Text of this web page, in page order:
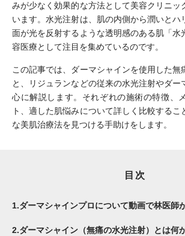
みが少なく効果的な方法として美容クリニッ
います。水光注射は、肌の内側から潤いとハ
面が光を反射するような透明感のある肌「水
容医療として注目を集めているのです。
この記事では、ダーマシャインを使用した無
と、リジュランなどの従来の水光注射やダー
心に解説します。それぞれの施術の特徴、
ト、適した肌悩みについて詳しく比較するこ
な美肌治療法を見つける手助けをします。
目次
1.ダーマシャインプロについて動画で林医師
2.ダーマシャイン（無痛の水光注射）とは何